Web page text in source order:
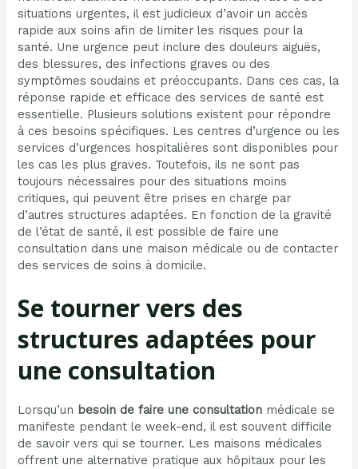
situations urgentes, il est judicieux d’avoir un accès
rapide aux soins afin de limiter les risques pour la
santé. Une urgence peut inclure des douleurs aiguës,
des blessures, des infections graves ou des
symptômes soudains et préoccupants. Dans ces cas, la
réponse rapide et efficace des services de santé est
essentielle. Plusieurs solutions existent pour répondre
à ces besoins spécifiques. Les centres d’urgence ou les
services d’urgences hospitalières sont disponibles pour
les cas les plus graves. Toutefois, ils ne sont pas
toujours nécessaires pour des situations moins
critiques, qui peuvent être prises en charge par
d’autres structures adaptées. En fonction de la gravité
de l’état de santé, il est possible de faire une
consultation dans une maison médicale ou de contacter
des services de soins à domicile.
Se tourner vers des
structures adaptées pour
une consultation
Lorsqu’un besoin de faire une consultation médicale se
manifeste pendant le week-end, il est souvent difficile
de savoir vers qui se tourner. Les maisons médicales
offrent une alternative pratique aux hôpitaux pour les